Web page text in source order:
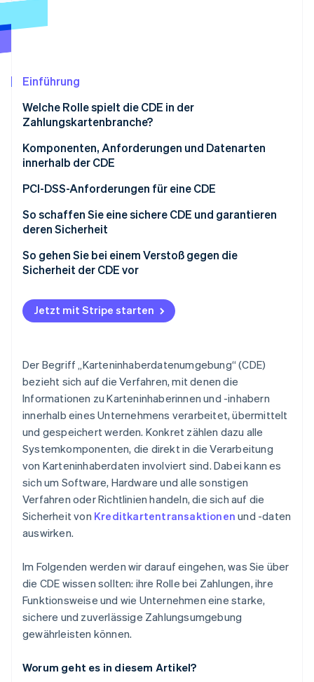
Betrugsprävention
Atlas
Stripe-Sessions 2026
Erfahren Sie, wie Stripe Lösungen für die
Einführung
Welche Rolle spielt die CDE in der
Zahlungskartenbranche?
Komponenten, Anforderungen und Datenarten
innerhalb der CDE
Komponenten
Anforderungen
PCI-DSS-Anforderungen für eine CDE
So schaffen Sie eine sichere CDE und garantieren
deren Sicherheit
So gehen Sie bei einem Verstoß gegen die
Sicherheit der CDE vor
Jetzt mit Stripe starten
Der Begriff „Karteninhaberdatenumgebung“ (CDE)
bezieht sich auf die Verfahren, mit denen die
Informationen zu Karteninhaberinnen und -inhabern
innerhalb eines Unternehmens verarbeitet, übermittelt
und gespeichert werden. Konkret zählen dazu alle
Systemkomponenten, die direkt in die Verarbeitung
von Karteninhaberdaten involviert sind. Dabei kann es
sich um Software, Hardware und alle sonstigen
Verfahren oder Richtlinien handeln, die sich auf die
Sicherheit von Kreditkartentransaktionen und -daten
auswirken.
Im Folgenden werden wir darauf eingehen, was Sie über
die CDE wissen sollten: ihre Rolle bei Zahlungen, ihre
Funktionsweise und wie Unternehmen eine starke,
sichere und zuverlässige Zahlungsumgebung
gewährleisten können.
Worum geht es in diesem Artikel?